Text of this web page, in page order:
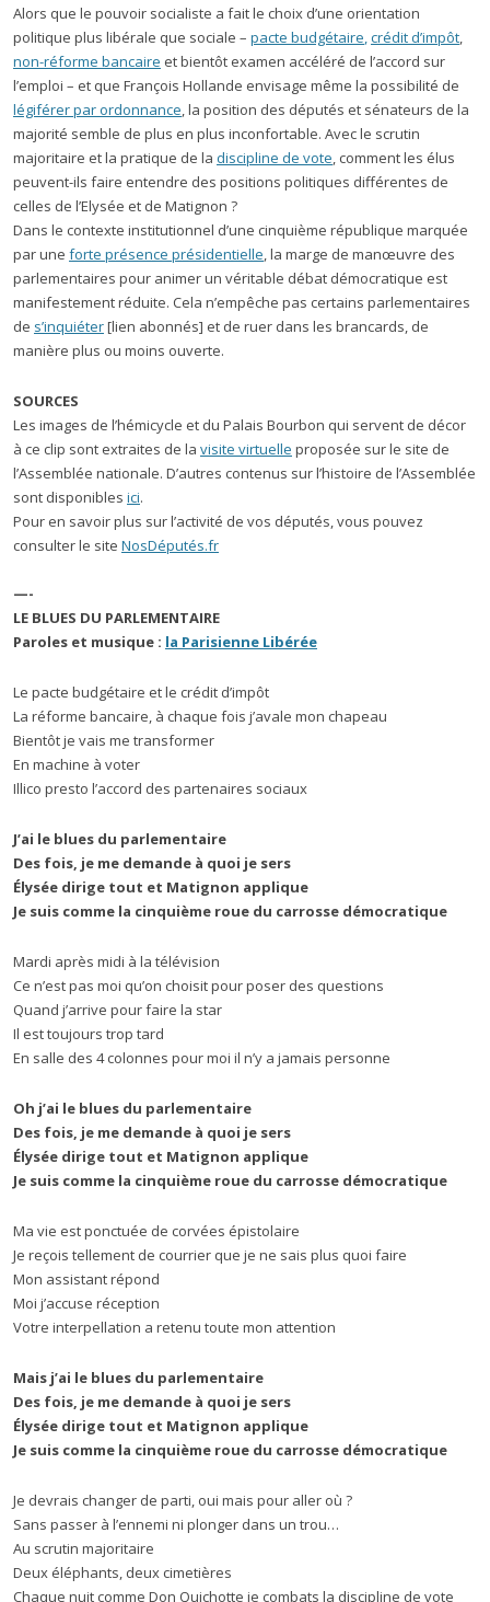
Alors que le pouvoir socialiste a fait le choix d’une orientation
politique plus libérale que sociale – pacte budgétaire,crédit d’impôt,
non-réforme bancaire et bientôt examen accéléré de l’accord sur
l’emploi – et que François Hollande envisage même la possibilité de
légiférer par ordonnance, la position des députés et sénateurs de la
majorité semble de plus en plus inconfortable. Avec le scrutin
majoritaire et la pratique de la discipline de vote, comment les élus
peuvent-ils faire entendre des positions politiques différentes de
celles de l’Elysée et de Matignon ?
Dans le contexte institutionnel d’une cinquième république marquée
par une forte présence présidentielle, la marge de manœuvre des
parlementaires pour animer un véritable débat démocratique est
manifestement réduite. Cela n’empêche pas certains parlementaires
de s’inquiéter[lien abonnés] et de ruer dans les brancards, de
manière plus ou moins ouverte.
SOURCES
Les images de l’hémicycle et du Palais Bourbon qui servent de décor
à ce clip sont extraites de la visite virtuelle proposée sur le site de
l’Assemblée nationale. D’autres contenus sur l’histoire de l’Assemblée
sont disponibles ici.
Pour en savoir plus sur l’activité de vos députés, vous pouvez
consulter le site NosDéputés.fr
—-
LE BLUES DU PARLEMENTAIRE
Paroles et musique : la Parisienne Libérée
Le pacte budgétaire et le crédit d’impôt
La réforme bancaire, à chaque fois j’avale mon chapeau
Bientôt je vais me transformer
En machine à voter
Illico presto l’accord des partenaires sociaux
J’ai le blues du parlementaire
Des fois, je me demande à quoi je sers
Élysée dirige tout et Matignon applique
Je suis comme la cinquième roue du carrosse démocratique
Mardi après midi à la télévision
Ce n’est pas moi qu’on choisit pour poser des questions
Quand j’arrive pour faire la star
Il est toujours trop tard
En salle des 4 colonnes pour moi il n’y a jamais personne
Oh j’ai le blues du parlementaire
Des fois, je me demande à quoi je sers
Élysée dirige tout et Matignon applique
Je suis comme la cinquième roue du carrosse démocratique
Ma vie est ponctuée de corvées épistolaire
Je reçois tellement de courrier que je ne sais plus quoi faire
Mon assistant répond
Moi j’accuse réception
Votre interpellation a retenu toute mon attention
Mais j’ai le blues du parlementaire
Des fois, je me demande à quoi je sers
Élysée dirige tout et Matignon applique
Je suis comme la cinquième roue du carrosse démocratique
Je devrais changer de parti, oui mais pour aller où ?
Sans passer à l’ennemi ni plonger dans un trou…
Au scrutin majoritaire
Deux éléphants, deux cimetières
Chaque nuit comme Don Quichotte je combats la discipline de vote